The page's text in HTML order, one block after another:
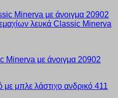
Minerva με άνοιγμα 20902